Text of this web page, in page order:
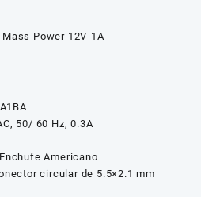
Power 12V-1A
50/ 60 Hz, 0.3A
Americano
circular de 5.5×2.1 mm